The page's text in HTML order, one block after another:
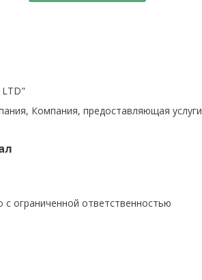
Компания, предоставляющая услуги
с ограниченной ответственностью